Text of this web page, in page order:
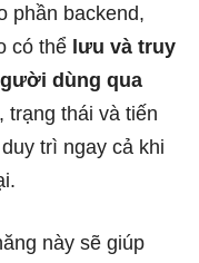
phần backend,
có thể lưu và truy
dùng qua
trạng thái và tiến
trì ngay cả khi
này sẽ giúp